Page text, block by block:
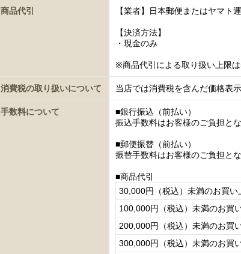
商品代引 【業者】日本郵便またはヤマト
【決済方法】
・現金のみ
※商品代引による取り扱い上限は
消費税の取り扱いについて 当店では消費税を含んだ価格表
手数料について
■銀行振込（前払い）
振込手数料はお客様のご負担と
■郵便振替（前払い）
振替手数料はお客様のご負担と
■商品代引
30,000円（税込）未満のお買い
100,000円（税込）未満のお買
200,000円（税込）未満のお買
300,000円（税込）未満のお買